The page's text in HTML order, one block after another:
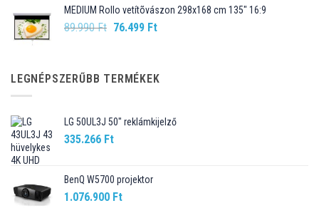
109.990 Ft.98.990 Ft.
MEDIUM Rollo vetítõvászon 298x168 cm 135" 16:9
89.990Ft Original
89.990 Ft.
76.499 FtCurrent
76.499 Ft.
LEGNÉPSZERŰBB TERMÉKEK
LG 50UL3J 50" reklámkijelző
335.266 Ft
BenQ W5700 projektor
1.076.900 Ft